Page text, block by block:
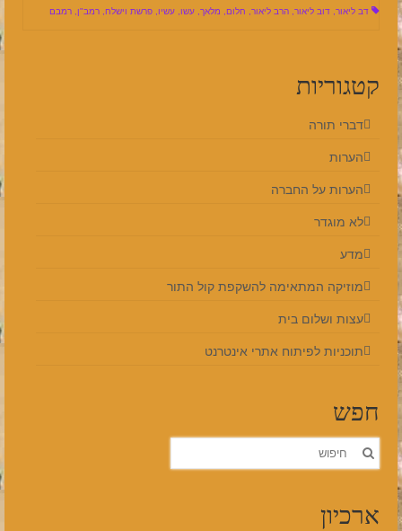
דב ליאור, דוב ליאור, הרב ליאור, חלום, מלאך, עשו, עשיו, פרשת וישלח, רמב"ן, רמבם
קטגוריות
דברי תורה
הערות
הערות על החברה
לא מוגדר
מדע
מוזיקה המתאימה להשקפת קול התור
עצות ושלום בית
תוכניות לפיתוח אתרי אינטרנט
חפש
חפש
את:
ארכיון